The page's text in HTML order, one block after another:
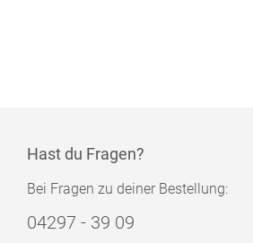
Hast du Fragen?
Bei Fragen zu deiner Bestellung:
04297 - 39 09